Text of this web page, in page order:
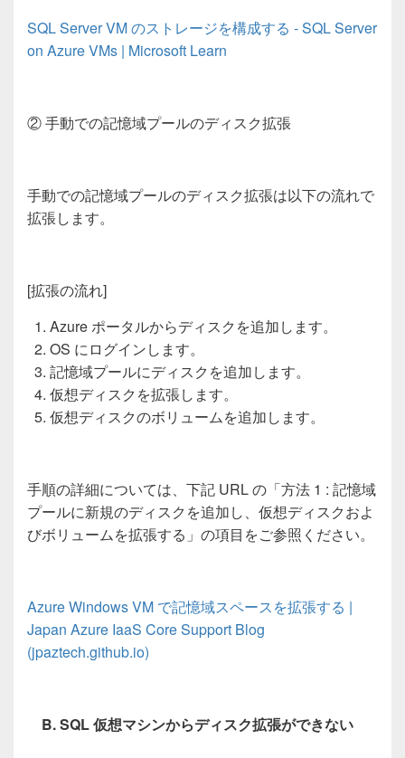
SQL Server VMのストレージを構成する - SQL Server
on Azure VMs | Microsoft Learn
②手動での記憶域プールのディスク拡張
手動での記憶域プールのディスク拡張は以下の流れで
拡張します。
[拡張の流れ]
Azure ポータルからディスクを追加します。
OS にログインします。
記憶域プールにディスクを追加します。
仮想ディスクを拡張します。
仮想ディスクのボリュームを追加します。
手順の詳細については、下記 URLの「方法 1 : 記憶域
プールに新規のディスクを追加し、仮想ディスクおよ
びボリュームを拡張する 」の項目をご参照ください。
Azure Windows VM で記憶域スペースを拡張する |
Japan Azure IaaS Core Support Blog
(jpaztech.github.io)
B. SQL仮想マシンからディスク拡張ができない